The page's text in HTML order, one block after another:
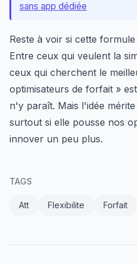
sans app dédiée
Reste à voir si cette
Entre ceux qui veulent la
ceux qui cherchent le
optimisateurs de forfait »
n'y paraît. Mais l'idée
surtout si elle pousse nos
innover un peu plus.
TAGS
Att Flexibilite Forfait